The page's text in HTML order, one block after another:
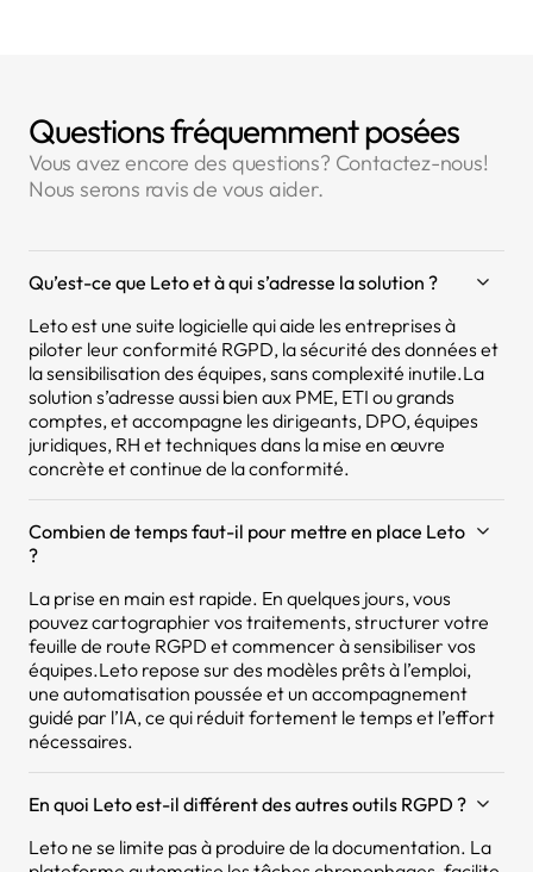
Questions fréquemment posées
Vous avez encore des questions? Contactez-nous!
Nous serons ravis de vous aider.
Qu’est-ce que Leto et à qui s’adresse la solution ?
Leto est une suite logicielle qui aide les entreprises à
piloter leur conformité RGPD, la sécurité des données et
la sensibilisation des équipes, sans complexité inutile.La
solution s’adresse aussi bien aux PME, ETI ou grands
comptes, et accompagne les dirigeants, DPO, équipes
juridiques, RH et techniques dans la mise en œuvre
concrète et continue de la conformité.
Combien de temps faut-il pour mettre en place Leto
?
La prise en main est rapide. En quelques jours, vous
pouvez cartographier vos traitements, structurer votre
feuille de route RGPD et commencer à sensibiliser vos
équipes.Leto repose sur des modèles prêts à l’emploi,
une automatisation poussée et un accompagnement
guidé par l’IA, ce qui réduit fortement le temps et l’effort
nécessaires.
En quoi Leto est-il différent des autres outils RGPD ?
Leto ne se limite pas à produire de la documentation. La